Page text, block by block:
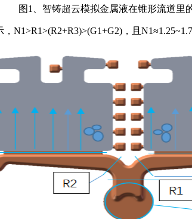
图1、智铸超云模拟金属液在锥形流道里
，且